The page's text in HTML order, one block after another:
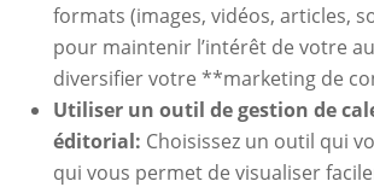
formats (images, vidéos, articles,
pour maintenir l’intérêt de votre
diversifier votre **marketing de
Utiliser un outil de gestion de
éditorial: Choisissez un outil qui
qui vous permet de visualiser